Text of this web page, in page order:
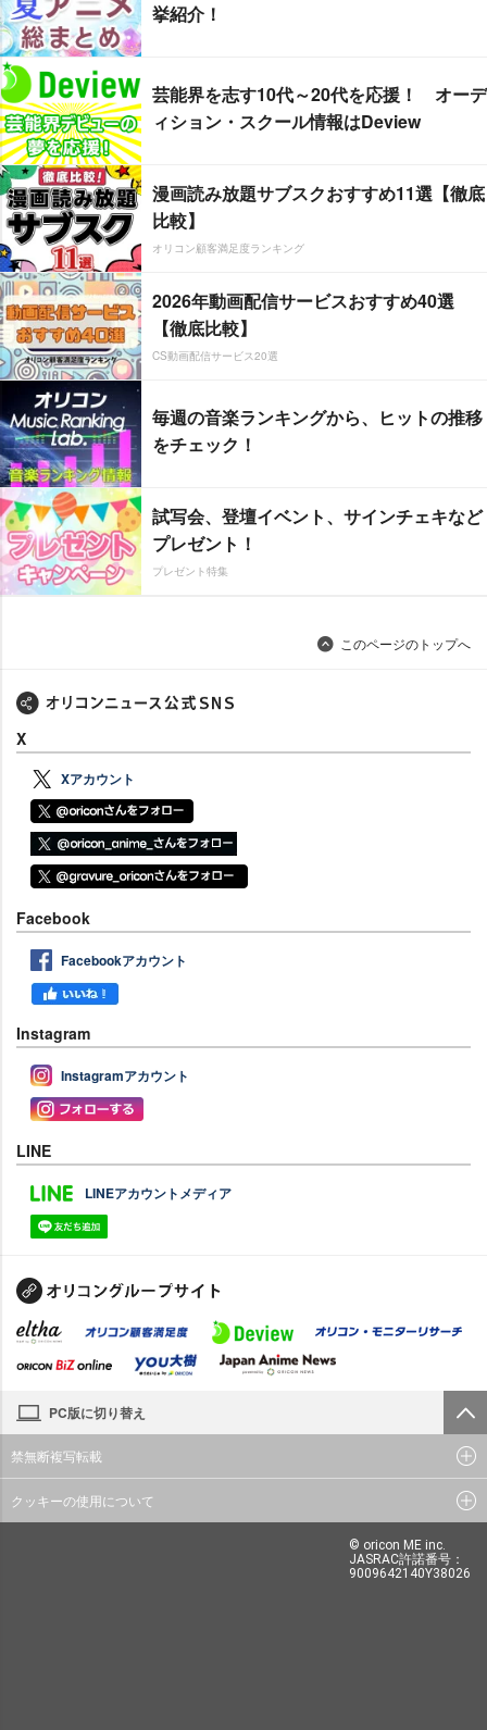
挙紹介！
芸能界を志す10代～20代を応援！ オーデ
ィション・スクール情報はDeview
漫画読み放題サブスクおすすめ11選【徹底
比較】
オリコン顧客満足度ランキング
2026年動画配信サービスおすすめ40選
【徹底比較】
CS動画配信サービス20選
毎週の音楽ランキングから、ヒットの推移
をチェック！
試写会、登壇イベント、サインチェキなど
プレゼント！
プレゼント特集
このページのトップへ
X
Xアカウント
Facebook
Facebookアカウント
Instagram
Instagramアカウント
LINE
LINEアカウントメディア
PC版に切り替え
禁無断複写転載
クッキーの使用について
© oricon ME inc.
JASRAC許諾番号：
9009642140Y38026